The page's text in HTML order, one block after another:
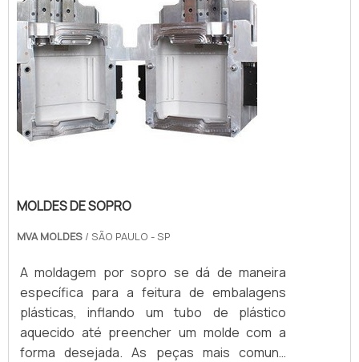
MOLDES DE SOPRO
MVA MOLDES / SÃO PAULO - SP
A moldagem por sopro se dá de maneira
específica para a feitura de embalagens
plásticas, inflando um tubo de plástico
aquecido até preencher um molde com a
forma desejada. As peças mais comuns